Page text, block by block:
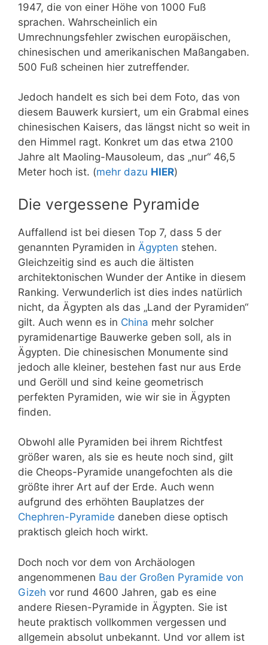
1947, die von einer Höhe von 1000 Fuß
sprachen. Wahrscheinlich ein
Umrechnungsfehler zwischen europäischen,
chinesischen und amerikanischen Maßangaben.
500 Fuß scheinen hier zutreffender.
Jedoch handelt es sich bei dem Foto, das von
diesem Bauwerk kursiert, um ein Grabmal eines
chinesischen Kaisers, das längst nicht so weit in
den Himmel ragt. Konkret um das etwa 2100
Jahre alt Maoling-Mausoleum, das „nur“ 46,5
Meter hoch ist. (mehr dazu HIER)
Die vergessene Pyramide
Auffallend ist bei diesen Top 7, dass 5 der
genannten Pyramiden in Ägypten stehen.
Gleichzeitig sind es auch die ältisten
architektonischen Wunder der Antike in diesem
Ranking. Verwunderlich ist dies indes natürlich
nicht, da Ägypten als das „Land der Pyramiden“
gilt. Auch wenn es in China mehr solcher
pyramidenartige Bauwerke geben soll, als in
Ägypten. Die chinesischen Monumente sind
jedoch alle kleiner, bestehen fast nur aus Erde
und Geröll und sind keine geometrisch
perfekten Pyramiden, wie wir sie in Ägypten
finden.
Obwohl alle Pyramiden bei ihrem Richtfest
größer waren, als sie es heute noch sind, gilt
die Cheops-Pyramide unangefochten als die
größte ihrer Art auf der Erde. Auch wenn
aufgrund des erhöhten Bauplatzes der
Chephren-Pyramide daneben diese optisch
praktisch gleich hoch wirkt.
Doch noch vor dem von Archäologen
angenommenen Bau der Großen Pyramide von
Gizeh vor rund 4600 Jahren, gab es eine
andere Riesen-Pyramide in Ägypten. Sie ist
heute praktisch vollkommen vergessen und
allgemein absolut unbekannt. Und vor allem ist